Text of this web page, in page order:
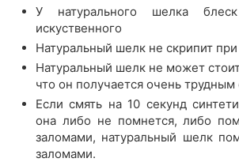
У натурального шелка
искуственного
Натуральный шелк не скрипит
Натуральный шелк не может
что он получается очень
Если смять на 10 секунд
она либо не помнется, либо
заломами, натуральный шелк
заломами.